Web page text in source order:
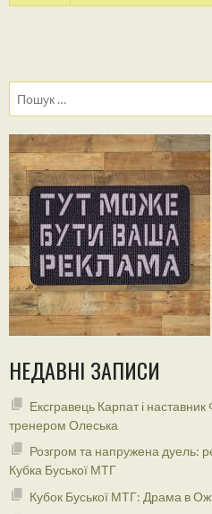
НЕДАВНІ ЗАПИСИ
Ексгравець Карпат і
тренером Олеська
Розгром та напружена дуель:
Кубка Буської МТГ
Кубок Буської МТГ: Драма в